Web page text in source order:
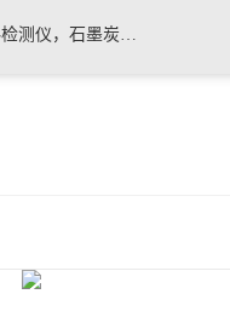
机，制样机，实验电炉等